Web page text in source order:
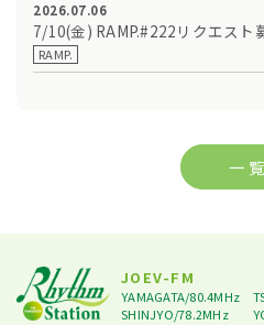
2026.07.06
7/10(金) RAMP.#222リクエスト
RAMP.
一 覧
JOEV-FM
YAMAGATA/80.4MHz
SHINJYO/78.2MHz